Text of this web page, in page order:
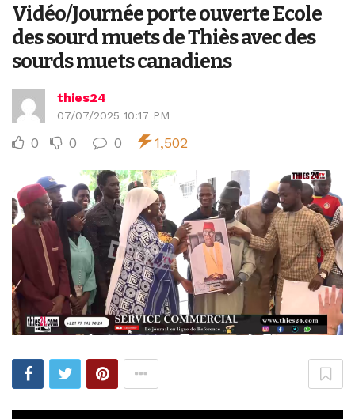
Vidéo/Journée porte ouverte Ecole
des sourd muets de Thiès avec des
sourds muets canadiens
thies24
07/07/2025 10:17 PM
0 0 0 1,502